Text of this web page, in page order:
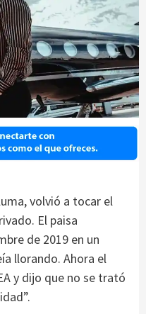
volvió a tocar el
El paisa
de 2019 en un
llorando. Ahora el
y dijo que no se trató